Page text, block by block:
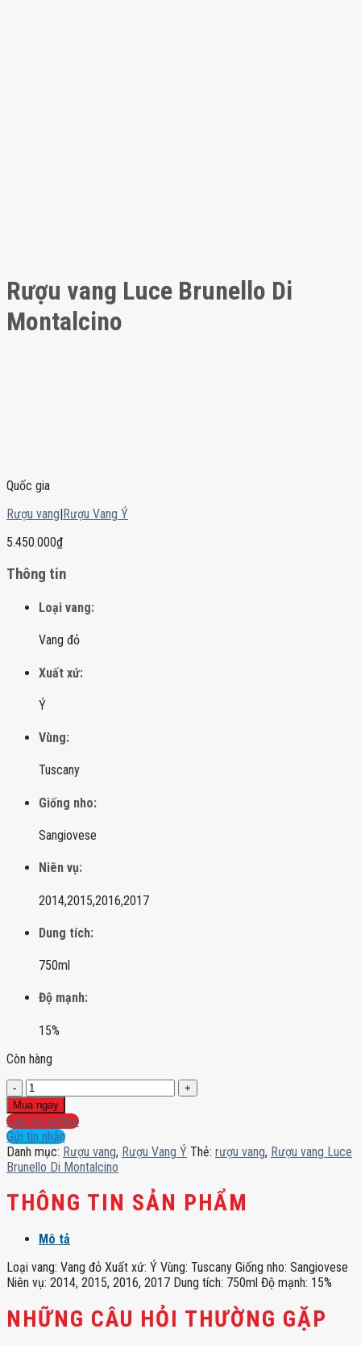
Rượu vang Luce Brunello Di
Montalcino
Quốc gia
Rượu vang|Rượu Vang Ý
5.450.000₫
Thông tin
Loại vang:
Vang đỏ
Xuất xứ:
Ý
Vùng:
Tuscany
Giống nho:
Sangiovese
Niên vụ:
2014,2015,2016,2017
Dung tích:
750ml
Độ mạnh:
15%
Còn hàng
Rượu
vang
Luce
Brunello
Di
Montalcino
số
lượng
Mua ngay
Liên hệ hotline
Gửi tin nhắn
Danh mục: Rượu vang, Rượu Vang Ý Thẻ: rượu vang, Rượu vang Luce
Brunello Di Montalcino
THÔNG TIN SẢN PHẨM
Mô tả
Loại vang: Vang đỏ Xuất xứ: Ý Vùng: Tuscany Giống nho: Sangiovese
Niên vụ: 2014, 2015, 2016, 2017 Dung tích: 750ml Độ mạnh: 15%
NHỮNG CÂU HỎI THƯỜNG GẶP